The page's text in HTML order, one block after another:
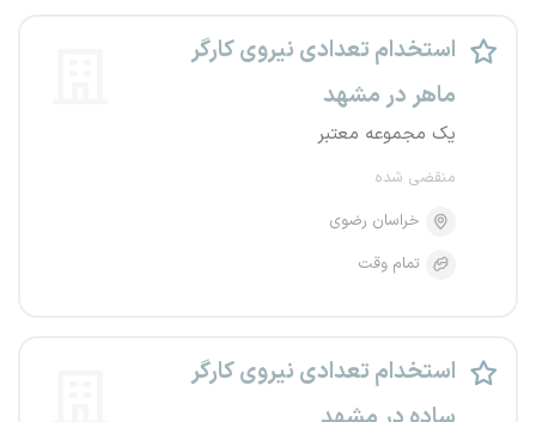
استخدام تعدادی نیروی کارگر
ماهر در مشهد
یک مجموعه معتبر
منقضی شده
خراسان رضوی
تمام وقت
استخدام تعدادی نیروی کارگر